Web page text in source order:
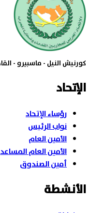
كورنيش النيل - ماسبيرو -
الإتحاد
رؤساء الإتحاد
نواب الرئيس
الأمين العام
الأمين العام المساعد
أمين الصندوق
الأنشطة